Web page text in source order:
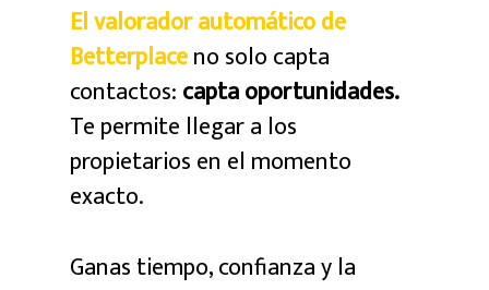
El valorador automático de
Betterplaceno solo capta
contactos:capta oportunidades.
Te permite llegar a los
propietarios en el momento
exacto.
Ganas tiempo, confianza y la